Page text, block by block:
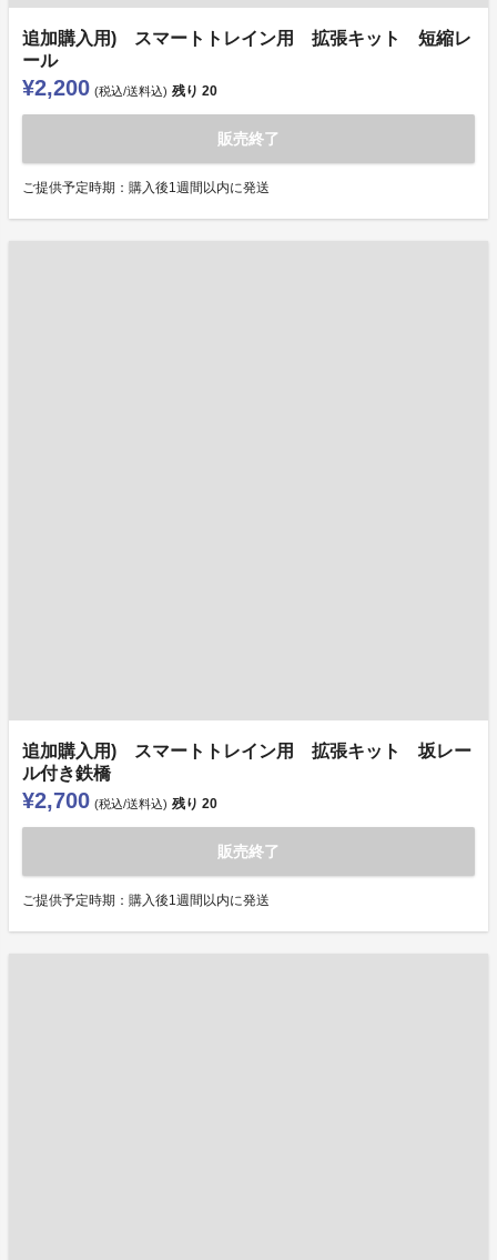
追加購入用) スマートトレイン用 拡張キット 短縮レ
ール
¥2,200 (税込/送料込) 残り 20
販売終了
ご提供予定時期：購入後1週間以内に発送
追加購入用) スマートトレイン用 拡張キット 坂レー
ル付き鉄橋
¥2,700 (税込/送料込) 残り 20
販売終了
ご提供予定時期：購入後1週間以内に発送